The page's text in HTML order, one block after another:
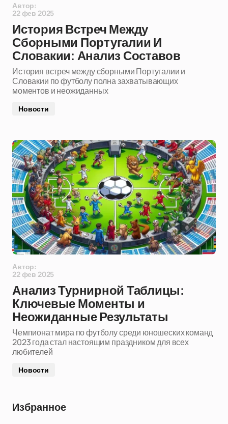
Автор:
22 фев 2025
История Встреч Между
Сборными Португалии И
Словакии: Анализ Составов
История встреч между сборными Португалии и
Словакии по футболу полна захватывающих
моментов и неожиданных
Новости
Автор:
22 фев 2025
Анализ Турнирной Таблицы:
Ключевые Моменты и
Неожиданные Результаты
Чемпионат мира по футболу среди юношеских команд
2023 года стал настоящим праздником для всех
любителей
Новости
Избранное